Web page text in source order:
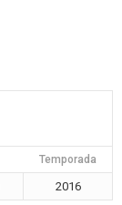
Temporada
2016